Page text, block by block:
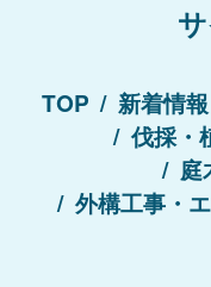
TOP 新着情報
伐採・
庭
外構工事・